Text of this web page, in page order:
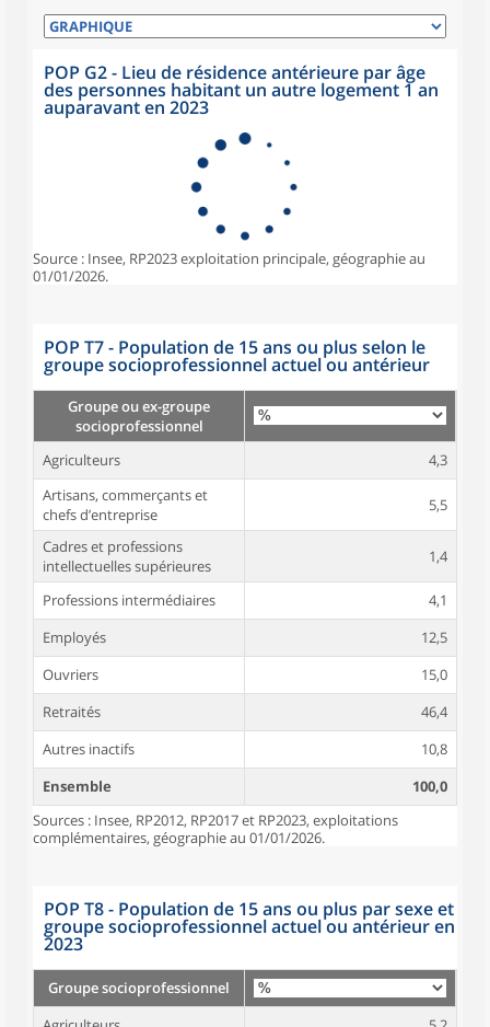
POP G2 - Lieu de résidence antérieure par âge
des personnes habitant un autre logement 1 an
auparavant en 2023
Source : Insee, RP2023 exploitation principale, géographie au
01/01/2026.
POP T7 - Population de 15 ans ou plus selon le
groupe socioprofessionnel actuel ou antérieur
Groupe ou ex-groupe
socioprofessionnel
Agriculteurs
4,3
Artisans, commerçants et
chefs d’entreprise
5,5
Cadres et professions
intellectuelles supérieures
1,4
Professions intermédiaires
4,1
Employés
12,5
Ouvriers
15,0
Retraités
46,4
Autres inactifs
10,8
Ensemble
100,0
Sources : Insee, RP2012, RP2017 et RP2023, exploitations
complémentaires, géographie au 01/01/2026.
POP T8 - Population de 15 ans ou plus par sexe et
groupe socioprofessionnel actuel ou antérieur en
2023
Groupe socioprofessionnel